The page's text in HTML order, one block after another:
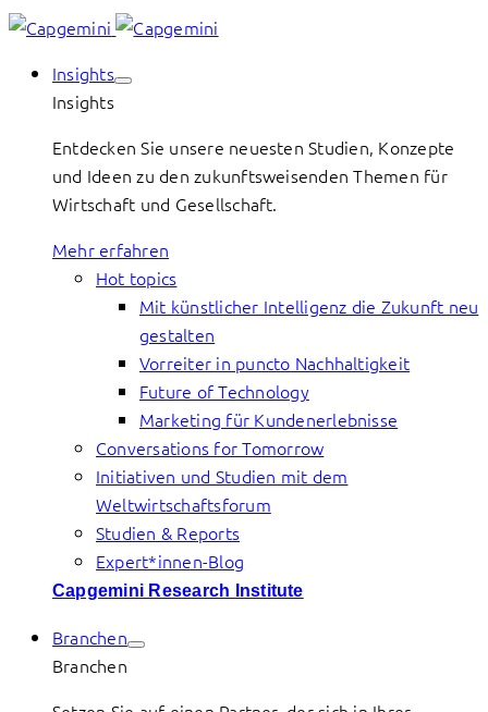
Insights
Insights
Entdecken Sie unsere neuesten Studien, Konzepte
und Ideen zu den zukunftsweisenden Themen für
Wirtschaft und Gesellschaft.
Mehr erfahren
Hot topics
Mit künstlicher Intelligenz die Zukunft neu
gestalten
Vorreiter in puncto Nachhaltigkeit
Future of Technology
Marketing für Kundenerlebnisse
Conversations for Tomorrow
Initiativen und Studien mit dem
Weltwirtschaftsforum
Studien & Reports
Expert*innen-Blog
Capgemini Research Institute
Branchen
Branchen